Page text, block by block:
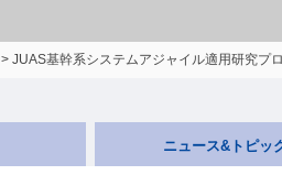
> JUAS基幹系システムアジャイル適用研究プ
ニュース&トピッ